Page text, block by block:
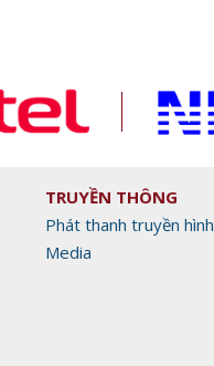
TRUYỀN THÔNG
Phát thanh truyền hình
Media